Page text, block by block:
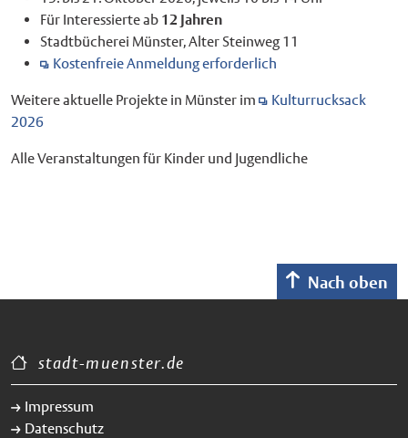
Für Interessierte ab 12 Jahren
Stadtbücherei Münster, Alter Steinweg 11
Kostenfreie Anmeldung erforderlich
Weitere aktuelle Projekte in Münster im
Kulturrucksack
2026
Alle Veranstaltungen für Kinder und Jugendliche
Nach oben
stadt-muenster.de
Impressum
Datenschutz